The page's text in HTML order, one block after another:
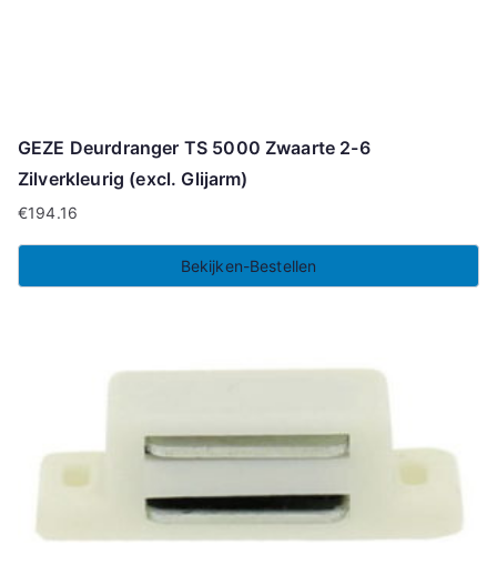
GEZE Deurdranger TS 5000 Zwaarte 2-6
Zilverkleurig (excl. Glijarm)
€194.16
Bekijken-Bestellen